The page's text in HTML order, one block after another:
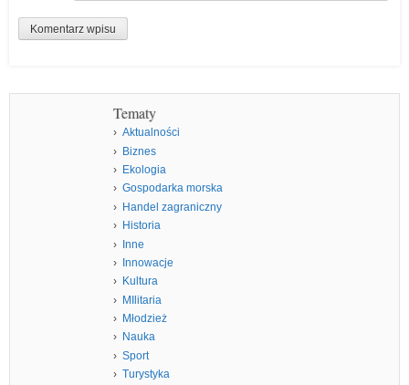
Tematy
Aktualności
Biznes
Ekologia
Gospodarka morska
Handel zagraniczny
Historia
Inne
Innowacje
Kultura
MIlitaria
Młodzież
Nauka
Sport
Turystyka